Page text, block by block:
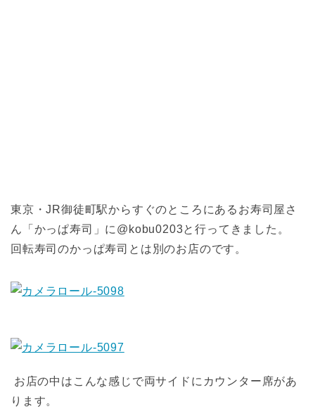
東京・JR御徒町駅からすぐのところにあるお寿司屋さ
ん「かっぱ寿司」に@kobu0203と行ってきました。
回転寿司のかっぱ寿司とは別のお店のです。
お店の中はこんな感じで両サイドにカウンター席があ
ります。